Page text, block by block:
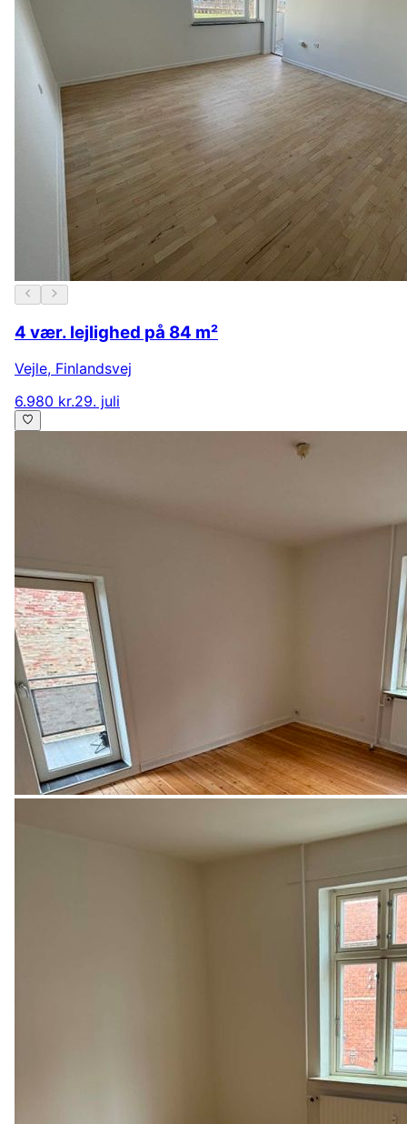
4 vær. lejlighed på 84 m²
Vejle, Finlandsvej
6.980 kr.29. juli